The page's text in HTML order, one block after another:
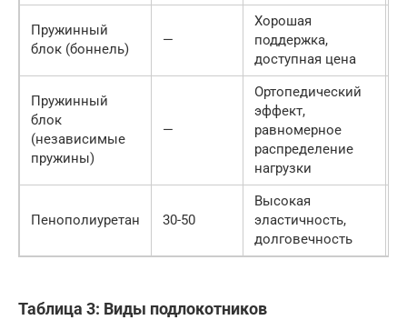
Пружинный
блок (боннель)
—
Хорошая
поддержка,
доступная цена
Пружинный
блок
(независимые
пружины)
—
Ортопедический
эффект,
равномерное
распределение
нагрузки
Пенополиуретан 30-50
Высокая
эластичность,
долговечность
Таблица 3: Виды подлокотников